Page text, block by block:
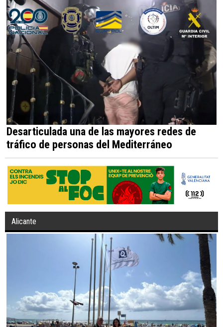
Desarticulada una de las mayores redes de
tráfico de personas del Mediterráneo
Alicante